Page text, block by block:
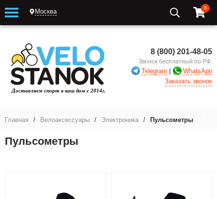
Москва 0
8 (800) 201-48-05
Звонок бесплатный по РФ.
Telegram |
WhatsApp
Заказать звонок
Главная / Велоаксессуары / Электроника / Пульсометры
Пульсометры